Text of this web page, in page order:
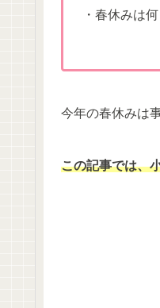
・春休みは
今年の春休みは
この記事では、